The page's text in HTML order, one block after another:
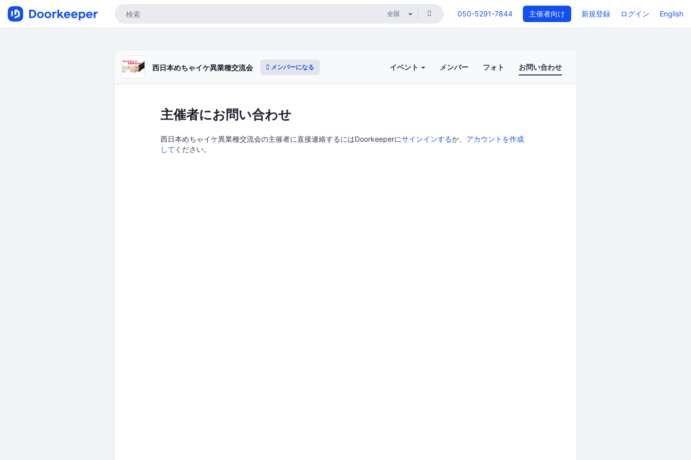
050-5291-7844 主催者向け 新規登録 ログイン English
西日本めちゃイケ異業種交流会 メンバーになる イベント メンバー フォト お問い合わせ
主催者にお問い合わせ
西日本めちゃイケ異業種交流会の主催者に直接連絡するにはDoorkeeperにサインインするか、 アカウントを作成
して ください。